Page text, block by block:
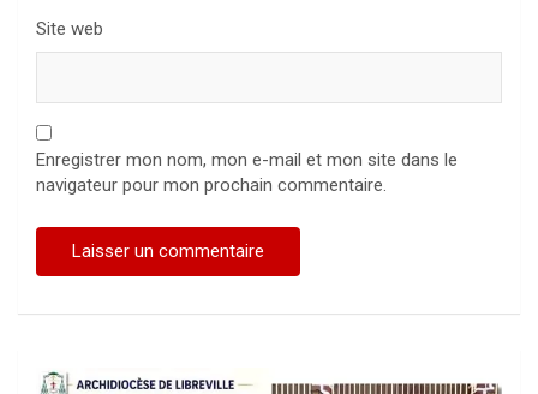
Site web
Enregistrer mon nom, mon e-mail et mon site dans le
navigateur pour mon prochain commentaire.